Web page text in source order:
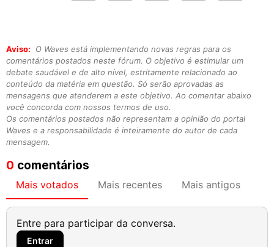
Aviso:
O Waves está implementando novas regras para os
comentários postados neste fórum. O objetivo é estimular um
debate saudável e de alto nível, estritamente relacionado ao
conteúdo da matéria em questão. Só serão aprovadas as
mensagens que atenderem a este objetivo. Ao comentar abaixo
você concorda com nossos termos de uso.
Os comentários postados não representam a opinião do portal
Waves e a responsabilidade é inteiramente do autor de cada
mensagem.
0 comentários
Mais votados Mais recentes Mais antigos
Entre para participar da conversa.
Entrar